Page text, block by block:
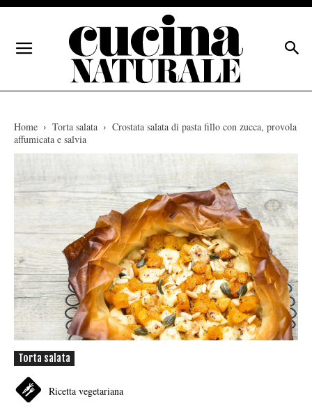
Home Torta salata
Crostata salata di pasta fillo con zucca, provola
affumicata e salvia
Torta salata
Ricetta vegetariana